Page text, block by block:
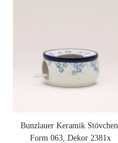
Bunzlauer Keramik Stövchen,
Form 063, Dekor 2381x